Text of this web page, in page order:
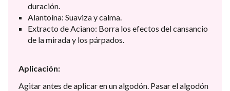
duración.
Alantoína: Suaviza y calma.
Extracto de Aciano: Borra los efectos del cansancio
de la mirada y los párpados.
Aplicación:
Agitar antes de aplicar en un algodón. Pasar el algodón